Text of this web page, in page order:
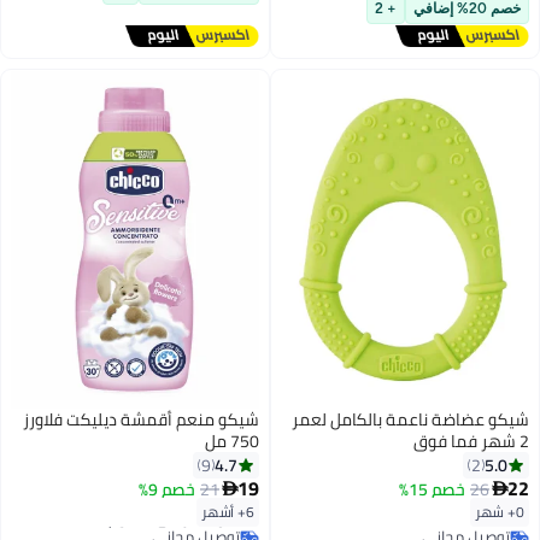
خصم 20% إضافي + 2
شيكو عضاضة ناعمة بالكامل لعمر
2 شهر فما فوق
5.0
2
22
26 خصم 15%
0+ شهر
شيكو منعم أقمشة ديليكت فلاورز
750 مل
4.7
9
19
21 خصم 9%
6+ أشهر